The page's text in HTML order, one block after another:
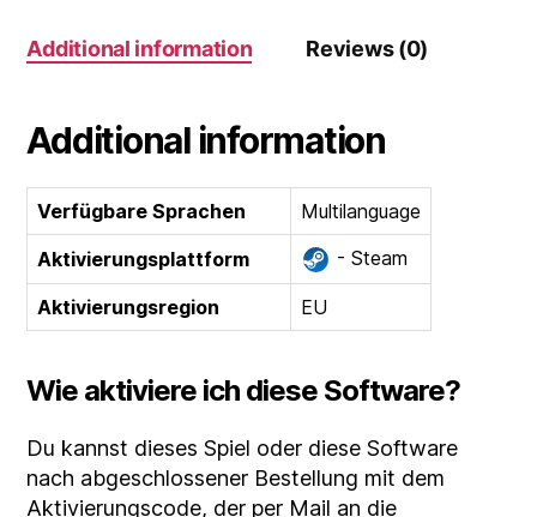
Additional information Reviews (0)
Additional information
Verfügbare Sprachen
Multilanguage
Aktivierungsplattform
- Steam
Aktivierungsregion EU
Wie aktiviere ich diese Software?
Du kannst dieses Spiel oder diese Software
nach abgeschlossener Bestellung mit dem
Aktivierungscode, der per Mail an die